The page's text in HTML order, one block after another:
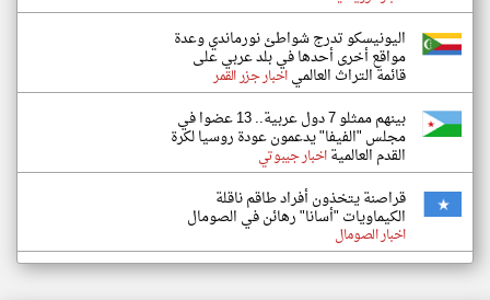
اليونيسكو تدرج شواطئ نورماندي وعدة
مواقع أخرى أحدها في بلد عربي على
قائمة التراث العالمياخبار جزر القمر
بينهم ممثلو 7 دول عربية.. 13 عضوا في
مجلس "الفيفا" يدعمون عودة روسيا لكرة
القدم العالميةاخبار جيبوتي
قراصنة يتخذون أفراد طاقم ناقلة
الكيماويات "أسانا" رهائن في الصومال
اخبار الصومال